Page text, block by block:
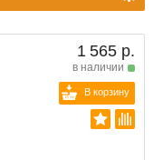
1 565 р.
в наличии
В корзину